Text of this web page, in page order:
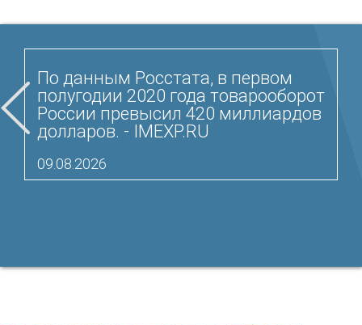
По данным Росстата, в первом
полугодии 2020 года товарооборот
России превысил 420 миллиардов
долларов. - IMEXP.RU
09.08.2026